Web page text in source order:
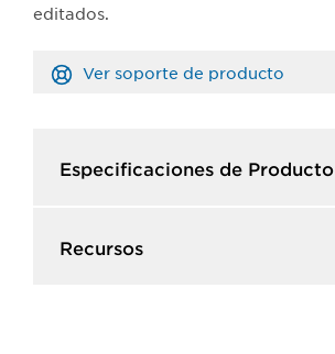
editados.
Ver soporte de producto
Especificaciones de Producto​
Recursos​